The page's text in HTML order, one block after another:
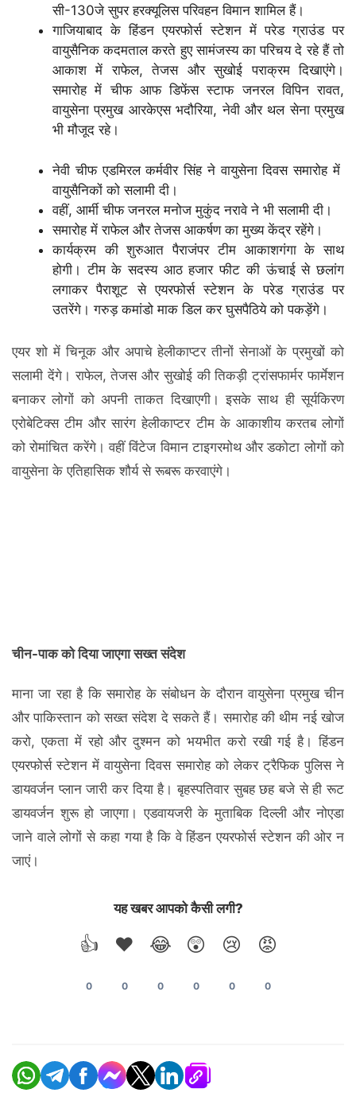
सी-130जे सुपर हरक्यूलिस परिवहन विमान शामिल हैं।
गाजियाबाद के हिंडन एयरफोर्स स्टेशन में परेड ग्राउंड पर
वायुसैनिक कदमताल करते हुए सामंजस्य का परिचय दे रहे हैं तो
आकाश में राफेल, तेजस और सुखोई पराक्रम दिखाएंगे।
समारोह में चीफ आफ डिफेंस स्टाफ जनरल विपिन रावत,
वायुसेना प्रमुख आरकेएस भदौरिया, नेवी और थल सेना प्रमुख
भी मौजूद रहे।
नेवी चीफ एडमिरल कर्मवीर सिंह ने वायुसेना दिवस समारोह में
वायुसैनिकों को सलामी दी।
वहीं, आर्मी चीफ जनरल मनोज मुकुंद नरावे ने भी सलामी दी।
समारोह में राफेल और तेजस आकर्षण का मुख्य केंद्र रहेंगे।
कार्यक्रम की शुरुआत पैराजंपर टीम आकाशगंगा के साथ
होगी। टीम के सदस्य आठ हजार फीट की ऊंचाई से छलांग
लगाकर पैराशूट से एयरफोर्स स्टेशन के परेड ग्राउंड पर
उतरेंगे। गरुड़ कमांडो माक डिल कर घुसपैठिये को पकड़ेंगे।
एयर शो में चिनूक और अपाचे हेलीकाप्टर तीनों सेनाओं के प्रमुखों को
सलामी देंगे। राफेल, तेजस और सुखोई की तिकड़ी ट्रांसफार्मर फार्मेशन
बनाकर लोगों को अपनी ताकत दिखाएगी। इसके साथ ही सूर्यकिरण
एरोबेटिक्स टीम और सारंग हेलीकाप्टर टीम के आकाशीय करतब लोगों
को रोमांचित करेंगे। वहीं विंटेज विमान टाइगरमोथ और डकोटा लोगों को
वायुसेना के एतिहासिक शौर्य से रूबरू करवाएंगे।
चीन-पाक को दिया जाएगा सख्त संदेश
माना जा रहा है कि समारोह के संबोधन के दौरान वायुसेना प्रमुख चीन
और पाकिस्तान को सख्त संदेश दे सकते हैं। समारोह की थीम नई खोज
करो, एकता में रहो और दुश्मन को भयभीत करो रखी गई है। हिंडन
एयरफोर्स स्टेशन में वायुसेना दिवस समारोह को लेकर ट्रैफिक पुलिस ने
डायवर्जन प्लान जारी कर दिया है। बृहस्पतिवार सुबह छह बजे से ही रूट
डायवर्जन शुरू हो जाएगा। एडवायजरी के मुताबिक दिल्ली और नोएडा
जाने वाले लोगों से कहा गया है कि वे हिंडन एयरफोर्स स्टेशन की ओर न
जाएं।
यह खबर आपको कैसी लगी?
👍
0
❤️
0
😂
0
😲
0
😢
0
😡
0